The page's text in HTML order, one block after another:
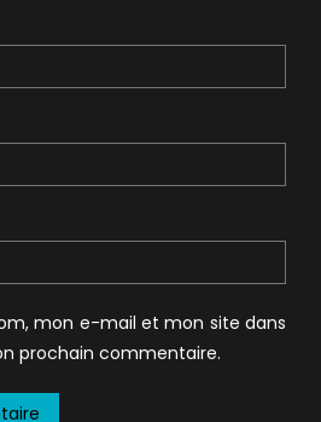
mon e-mail et mon site dans
prochain commentaire.